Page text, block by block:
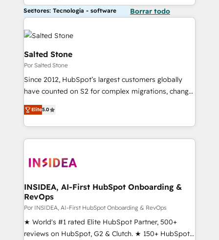
Sectores: Tecnología - software Borrar todo
Salted Stone
Por Salted Stone
Since 2012, HubSpot’s largest customers globally
have counted on S2 for complex migrations, change
management, systems integration, and creative
solutions that deliver measurable impact and
transform brand experiences As one of the few full-
service creative agencies in the HubSpot
winning design to build scalable, globally
marketing campaigns, & RevOps frameworks that
fuel long-term success We connect the entire
customer lifecycle through seamless integrations,
ensure long-term adoption with change-
management programs, and align marketing, sales,
Elite5.0
INSIDEA, AI-First HubSpot Onboarding &
RevOps
Por INSIDEA, AI-First HubSpot Onboarding & RevOps
★ World's #1 rated Elite HubSpot Partner, 500+
reviews on HubSpot, G2 & Clutch. ★ 150+ HubSpot